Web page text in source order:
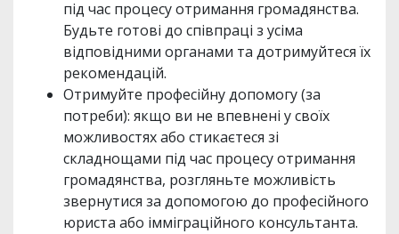
під час процесу отримання громадянства.
Будьте готові до співпраці з усіма
відповідними органами та дотримуйтеся їх
рекомендацій.
Отримуйте професійну допомогу (за
потреби): якщо ви не впевнені у своїх
можливостях або стикаєтеся зі
складнощами під час процесу отримання
громадянства, розгляньте можливість
звернутися за допомогою до професійного
юриста або імміграційного консультанта.